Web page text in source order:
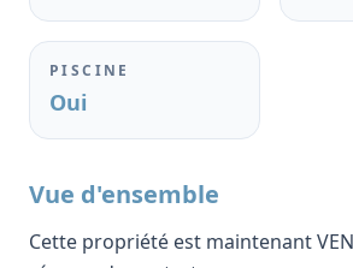
PISCINE
Oui
Vue d'ensemble
Cette propriété est maintenant